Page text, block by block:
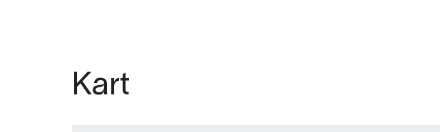
nokre av dei mest kjende naturattraksjonane i Noreg, og er
eit perfekt utgangspunkt for å utforske Vøringsfossen,
Kart